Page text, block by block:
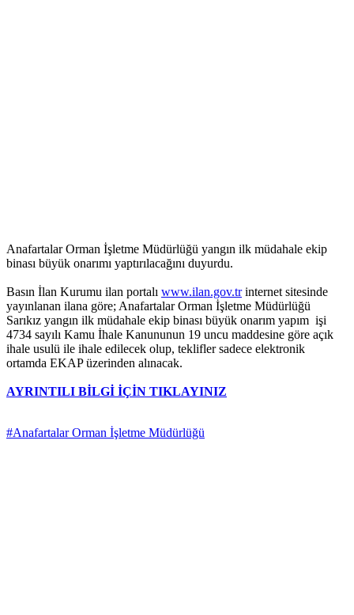
Anafartalar Orman İşletme Müdürlüğü yangın ilk müdahale ekip
binası büyük onarımı yaptırılacağını duyurdu.
Basın İlan Kurumu ilan portalı www.ilan.gov.trinternet sitesinde
yayınlanan ilana göre; Anafartalar Orman İşletme Müdürlüğü
Sarıkız yangın ilk müdahale ekip binası büyük onarım yapım işi
4734 sayılı Kamu İhale Kanununun 19 uncu maddesine göre açık
ihale usulü ile ihale edilecek olup, teklifler sadece elektronik
ortamda EKAP üzerinden alınacak.
AYRINTILI BİLGİ İÇİN TIKLAYINIZ
#Anafartalar Orman İşletme Müdürlüğü